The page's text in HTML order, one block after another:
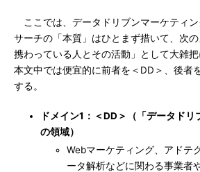
ここでは、データドリブンマーケティン
サーチの「本質」はひとまず措いて、次
携わっている人とその活動」として大雑把
本文中では便宜的に前者を＜DD＞、後者
する。
ドメイン1：＜DD＞（「データドリ
の領域）
Webマーケティング、アドテ
ータ解析などに関わる事業者